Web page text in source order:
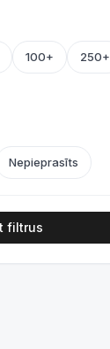
100+ 250+
Nepieprasīts
filtrus